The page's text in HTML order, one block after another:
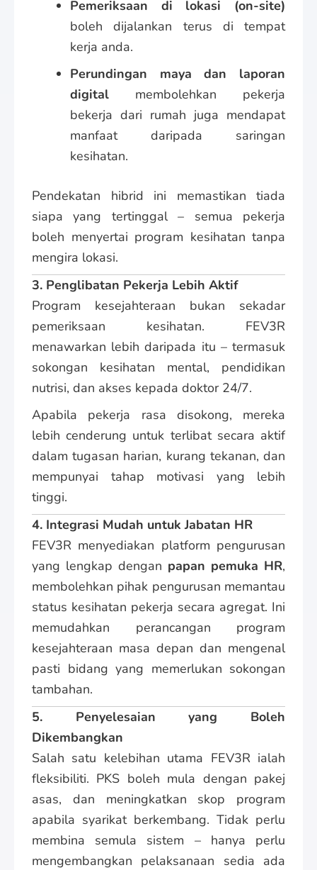
Pemeriksaan di lokasi (on-site)
boleh dijalankan terus di tempat
kerja anda.
Perundingan maya dan laporan
digital membolehkan pekerja
bekerja dari rumah juga mendapat
manfaat daripada saringan
kesihatan.
Pendekatan hibrid ini memastikan tiada
siapa yang tertinggal – semua pekerja
boleh menyertai program kesihatan tanpa
mengira lokasi.
3. Penglibatan Pekerja Lebih Aktif
Program kesejahteraan bukan sekadar
pemeriksaan kesihatan. FEV3R
menawarkan lebih daripada itu – termasuk
sokongan kesihatan mental, pendidikan
nutrisi, dan akses kepada doktor 24/7.
Apabila pekerja rasa disokong, mereka
lebih cenderung untuk terlibat secara aktif
dalam tugasan harian, kurang tekanan, dan
mempunyai tahap motivasi yang lebih
tinggi.
4. Integrasi Mudah untuk Jabatan HR
FEV3R menyediakan platform pengurusan
yang lengkap dengan papan pemuka HR,
membolehkan pihak pengurusan memantau
status kesihatan pekerja secara agregat. Ini
memudahkan perancangan program
kesejahteraan masa depan dan mengenal
pasti bidang yang memerlukan sokongan
tambahan.
5. Penyelesaian yang Boleh
Dikembangkan
Salah satu kelebihan utama FEV3R ialah
fleksibiliti. PKS boleh mula dengan pakej
asas, dan meningkatkan skop program
apabila syarikat berkembang. Tidak perlu
membina semula sistem – hanya perlu
mengembangkan pelaksanaan sedia ada